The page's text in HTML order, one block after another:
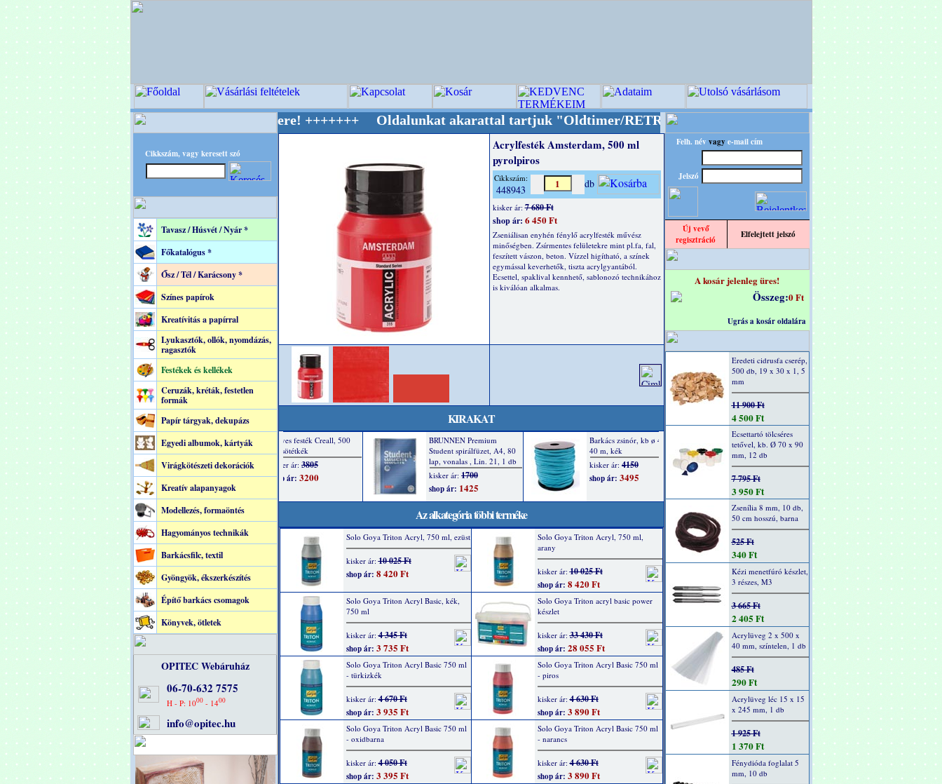
Cikkszám, vagy keresett szó
Tavasz / Húsvét / Nyár *
Főkatalógus *
Ősz / Tél / Karácsony *
Színes papírok
Kreatívitás a papírral
Lyukasztók, ollók, nyomdázás,
ragasztók
Festékek és kellékek
Ceruzák, kréták, festetlen
formák
Papír tárgyak, dekupázs
Egyedi albumok, kártyák
Virágkötészeti dekorációk
Kreatív alapanyagok
Modellezés, formaöntés
Hagyományos technikák
Barkácsfilc, textil
Gyöngyök, ékszerkészítés
Építő barkács csomagok
Könyvek, ötletek
OPITEC Webáruház
06-70-632 7575
H - P: 1000 - 1400
info@opitec.hu
- A Kreatív Világ Mestere! +++++++ Oldalunkat akarattal tartjuk "Oldtimer/RETRO" designba!
+++++++ OPITEC - A Kreatív Világ
Acrylfesték Amsterdam, 500 ml
pyrolpiros
Cikkszám:
448943 db
kisker ár:7 680 Ft
shop ár: 6 450 Ft
Zseniálisan enyhén fénylő acrylfesték művész
minőségben. Zsírmentes felületekre mint pl.fa, fal,
feszített vászon, beton. Vízzel higítható, a színek
egymással keverhetők, tiszta acrylgyantából.
Ecsettel, spaklival kennhető, sablonozó technikához
is kiválóan alkalmas.
KIRAKAT
Az alkategória többi terméke
Solo Goya Triton Acryl, 750 ml, ezüst
kisker ár:10 025 Ft
shop ár: 8 420 Ft
Solo Goya Triton Acryl, 750 ml,
arany
kisker ár:10 025 Ft
shop ár: 8 420 Ft
Solo Goya Triton Acryl Basic, kék,
750 ml
kisker ár:4 345 Ft
shop ár: 3 735 Ft
Solo Goya Triton acryl basic power
készlet
kisker ár:33 430 Ft
shop ár: 28 055 Ft
Solo Goya Triton Acryl Basic 750 ml
- türkizkék
kisker ár:4 670 Ft
shop ár: 3 935 Ft
Solo Goya Triton Acryl Basic 750 ml
- piros
kisker ár:4 630 Ft
shop ár: 3 890 Ft
Solo Goya Triton Acryl Basic 750 ml
- oxidbarna
kisker ár:4 050 Ft
shop ár: 3 395 Ft
Solo Goya Triton Acryl Basic 750 ml
- narancs
kisker ár:4 630 Ft
shop ár: 3 890 Ft
Felh. név vagy e-mail cím
Jelszó
Új vevő
regisztráció
Elfelejtett jelszó
A kosár jelenleg üres!
Összeg:0 Ft
Ugrás a kosár oldalára
Eredeti cidrusfa cserép,
500 db, 19 x 30 x 1, 5
mm
11 900 Ft
4 500 Ft
Ecsettartó tölcséres
tetővel, kb. Ø 70 x 90
mm, 12 db
7 795 Ft
3 950 Ft
Zsenília 8 mm, 10 db,
50 cm hosszú, barna
525 Ft
340 Ft
Kézi menetfúró készlet,
3 részes, M3
3 665 Ft
2 405 Ft
Acrylüveg 2 x 500 x
40 mm, színtelen, 1 db
485 Ft
290 Ft
Acrylüveg léc 15 x 15
x 245 mm, 1 db
1 925 Ft
1 370 Ft
Fénydióda foglalat 5
mm, 10 db